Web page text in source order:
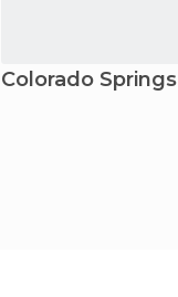
Colorado Springs